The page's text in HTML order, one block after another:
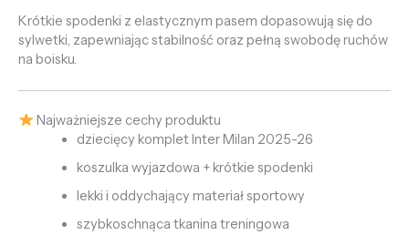
Krótkie spodenki z elastycznym pasem dopasowują się do
sylwetki, zapewniając stabilność oraz pełną swobodę ruchów
na boisku.
Najważniejsze cechy produktu
dziecięcy komplet Inter Milan 2025-26
koszulka wyjazdowa + krótkie spodenki
lekki i oddychający materiał sportowy
szybkoschnąca tkanina treningowa